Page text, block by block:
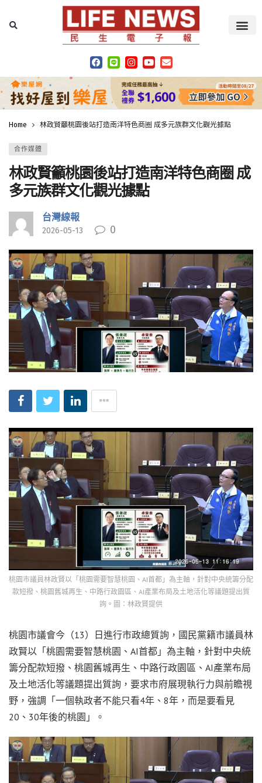
Home 林政賢籲桃園後站打造南洋特色商圈 成多元族群文化觀光據點
合作媒體
林政賢籲桃園後站打造南洋特色商圈 成
多元族群文化觀光據點
台灣線報
2026-05-13 0
桃園市議員林政賢以「桃園需要智慧桃園、AI首都」為主軸，針對中央統籌分配
款短撥、桃園舊城再生、中路行政園區、AI產業布局及土地活化等議題提出質
詢。圖：林政賢提供
桃園市議會今（13）日進行市政總質詢，國民黨籍市議員林
政賢以「桃園需要智慧桃園、AI首都」為主軸，針對中央統
籌分配款短撥、桃園舊城再生、中路行政園區、AI產業布局
及土地活化等議題提出質詢，要求市府展現執行力與前瞻視
野，強調「一個執政者不能只看4年、8年，而是要看見
20、30年後的桃園」。